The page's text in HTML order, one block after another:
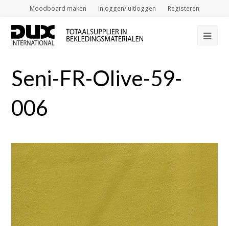
Moodboard maken Inloggen/ uitloggen Registeren
Seni-FR-Olive-59-
006